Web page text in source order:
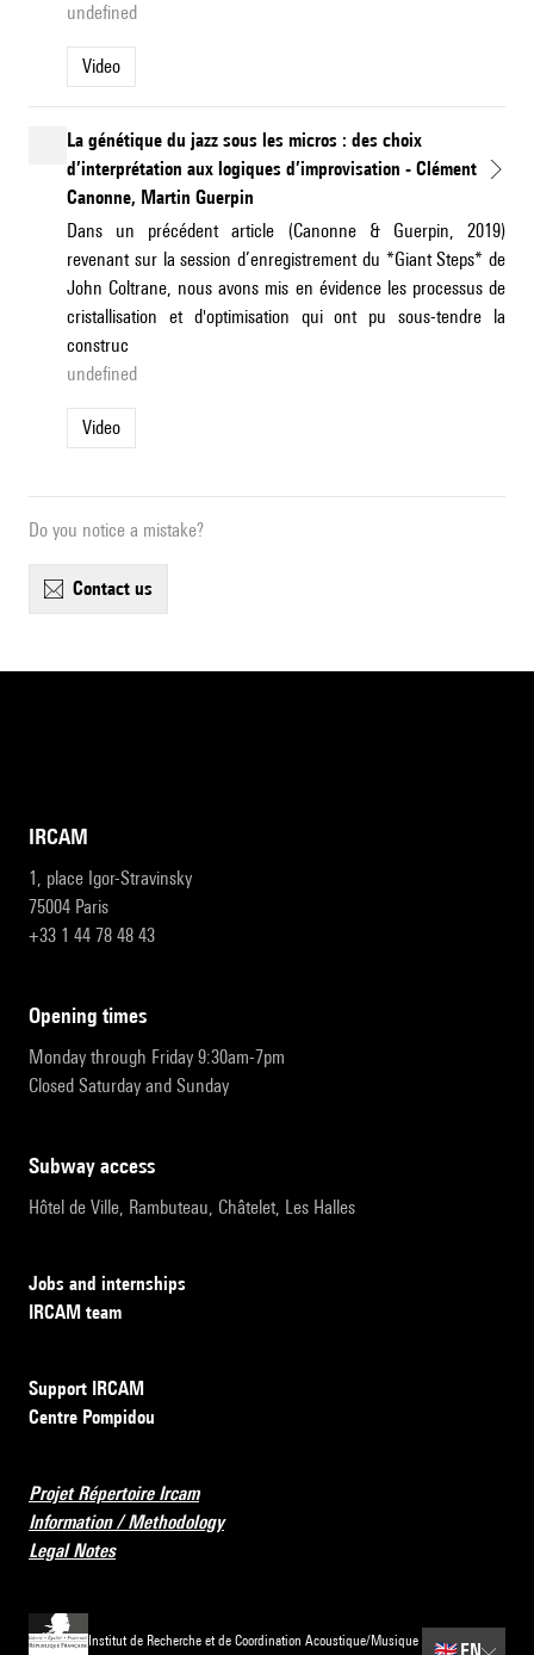
undefined
Video
La génétique du jazz sous les micros : des choix
d’interprétation aux logiques d’improvisation - Clément
Canonne, Martin Guerpin
Dans un précédent article (Canonne & Guerpin, 2019)
revenant sur la session d’enregistrement du *Giant Steps* de
John Coltrane, nous avons mis en évidence les processus de
cristallisation et d'optimisation qui ont pu sous-tendre la
construc
undefined
Video
Do you notice a mistake?
contact us
IRCAM
1, place Igor-Stravinsky
75004 Paris
+33 1 44 78 48 43
opening times
Monday through Friday 9:30am-7pm
Closed Saturday and Sunday
subway access
Hôtel de Ville, Rambuteau, Châtelet, Les Halles
Jobs and internships
IRCAM team
Support IRCAM
Centre Pompidou
Projet Répertoire Ircam
Information / Methodology
Legal Notes
Institut de Recherche et de Coordination Acoustique/Musique